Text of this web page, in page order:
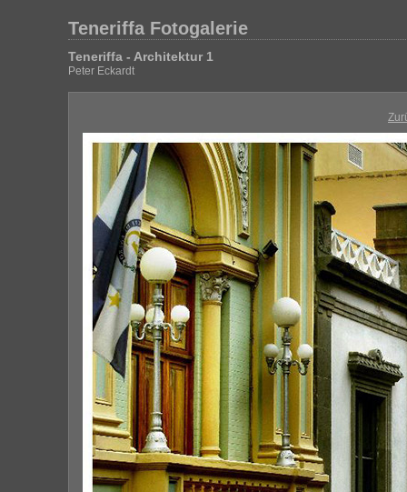
Teneriffa Fotogalerie
Teneriffa - Architektur 1
Peter Eckardt